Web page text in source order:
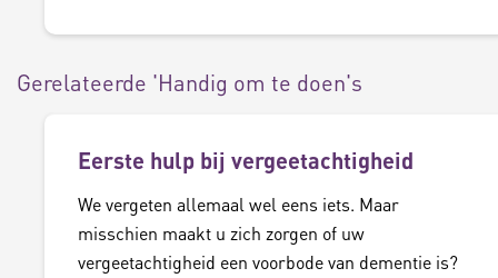
Gerelateerde 'Handig om te doen's
Eerste hulp bij vergeetachtigheid
We vergeten allemaal wel eens iets. Maar
misschien maakt u zich zorgen of uw
vergeetachtigheid een voorbode van dementie is?